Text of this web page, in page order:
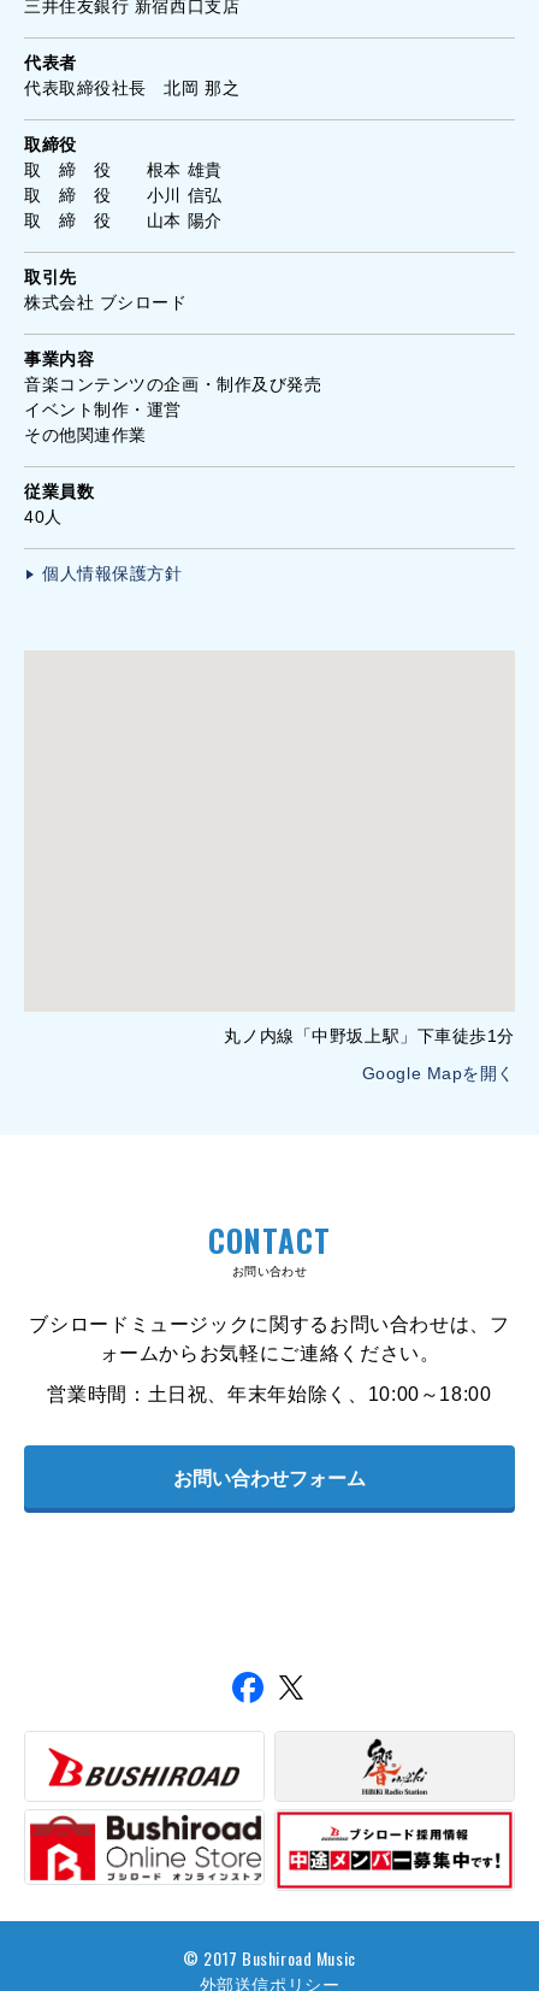
三井住友銀行 新宿西口支店
代表者
代表取締役社長 北岡 那之
取締役
取 締 役 根本 雄貴
取 締 役 小川 信弘
取 締 役 山本 陽介
取引先
株式会社 ブシロード
事業内容
音楽コンテンツの企画・制作及び発売
イベント制作・運営
その他関連作業
従業員数
40人
個人情報保護方針
丸ノ内線「中野坂上駅」下車徒歩1分
Google Mapを開く
CONTACT
お問い合わせ
ブシロードミュージックに関するお問い合わせは、フ
ォームからお気軽にご連絡ください。
営業時間：土日祝、年末年始除く、10:00～18:00
お問い合わせフォーム
© 2017 Bushiroad Music
外部送信ポリシー